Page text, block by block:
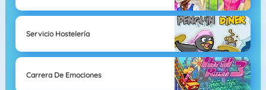
Servicio Hostelería
Carrera De Emociones